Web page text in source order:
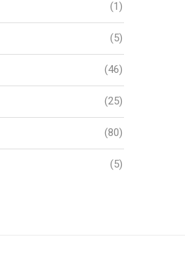
(1)
(5)
(46)
(25)
(80)
(5)